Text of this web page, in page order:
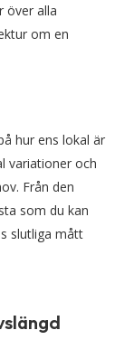
över alla
om en
hur ens lokal är
variationer och
Från den
som du kan
slutliga mått